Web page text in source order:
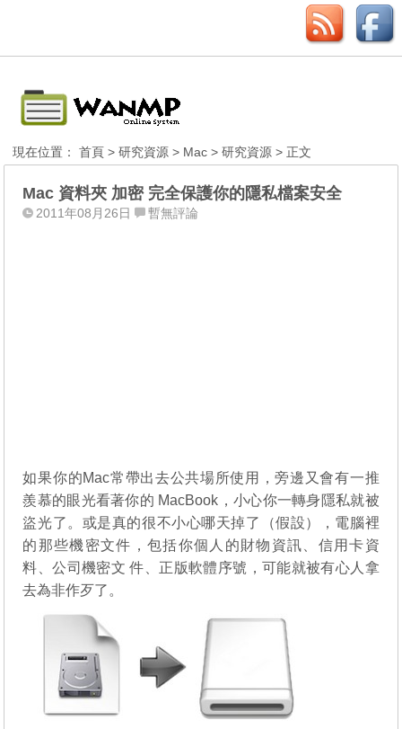
現在位置：首頁 >研究資源 > Mac >研究資源 > 正文
Mac 資料夾 加密 完全保護你的隱私檔案安全
2011年08月26日 暫無評論
如果你的Mac常帶出去公共場所使用，旁邊又會有一推
羨慕的眼光看著你的 MacBook，小心你一轉身隱私就被
盜光了。或是真的很不小心哪天掉了（假設），電腦裡
的那些機密文件，包括你個人的財物資訊、信用卡資
料、公司機密文 件、正版軟體序號，可能就被有心人拿
去為非作歹了。